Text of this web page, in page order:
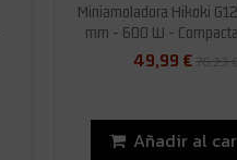
Miniamoladora Hikoki
mm - 600 W -
49,99 €76,23
Añadir al